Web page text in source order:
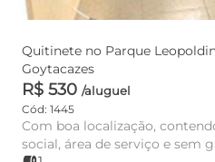
Quitinete no Parque Leopoldina - Campos
Goytacazes
R$ 530 /aluguel
Cód: 1445
Com boa localização,
social, área de serviço e sem